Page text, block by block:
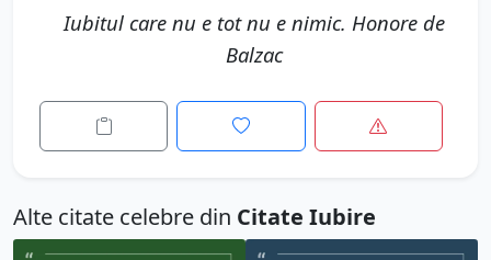
Iubitul care nu e tot nu e nimic. Honore de
Balzac
Alte citate celebre din Citate Iubire